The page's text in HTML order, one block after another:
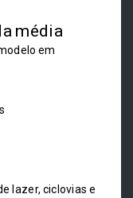
média
em
lazer, ciclovias e